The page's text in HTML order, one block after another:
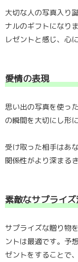
大切な人の写真入り
ナルのギフトになり
レゼントと感じ、心
愛情の表現
思い出の写真を使っ
の瞬間を大切にし形
受け取った相手はあ
関係性がより深まる
素敵なサプライ
サプライズな贈り物
ントは最適です。予
ゼントをすることで